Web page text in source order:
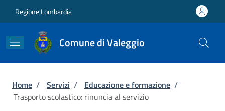
Regione Lombardia
Comune di Valeggio
Briciole di pane
Home / Servizi / Educazione e formazione /
Trasporto scolastico: rinuncia al servizio